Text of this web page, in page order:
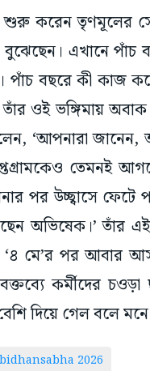
শুরু করেন তৃণমূলের
এখানে পাঁচ
পাঁচ বছরে কী কাজ
ওই ভঙ্গিমায় অবাক
‘আপনারা
তেমনই
পর উচ্ছ্বাসে
অভিষেক।’ তাঁর এই
‘৪ মে’র পর আবার
কর্মীদের
দিয়ে গেল বলে
2026